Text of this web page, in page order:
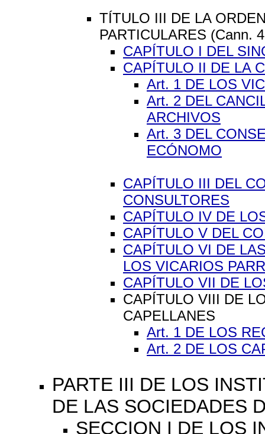
TÍTULO III DE LA
PARTICULARES (Cann.
CAPÍTULO I DEL
CAPÍTULO II DE LA
Art. 1 DE LOS
Art. 2 DEL
ARCHIVOS
Art. 3 DEL
ECÓNOMO
CAPÍTULO III DEL
CONSULTORES
CAPÍTULO IV DE
CAPÍTULO V DEL
CAPÍTULO VI DE
LOS VICARIOS
CAPÍTULO VII DE
CAPÍTULO VIII DE
CAPELLANES
Art. 1 DE LOS
Art. 2 DE LOS
PARTE III DE LOS
DE LAS SOCIEDADES
SECCION I DE LOS